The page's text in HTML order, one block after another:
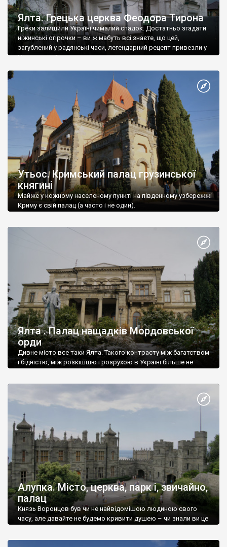
Ялта. Грецька церква Феодора Тирона
Греки залишили Україні чималий спадок. Достатньо згадати
ніжинські огірочки – ви ж мабуть всі знаєте, що цей,
загублений у радянські часи, легендарний рецепт привезли у
Ніжин греки?
Утьос. Кримський палац грузинської
княгині
Майже у кожному населеному пункті на південному узбережжі
Криму є свій палац (а часто і не один).
Ялта . Палац нащадків Мордовської
орди
Дивне місто все таки Ялта. Такого контрасту між багатством
і бідністю, між розкішшю і розрухою в Україні більше не
Алупка. Місто, церква, парк і, звичайно,
палац
Князь Воронцов був чи не найвідомішою людиною свого
часу, але давайте не будемо кривити душею – чи знали ви це